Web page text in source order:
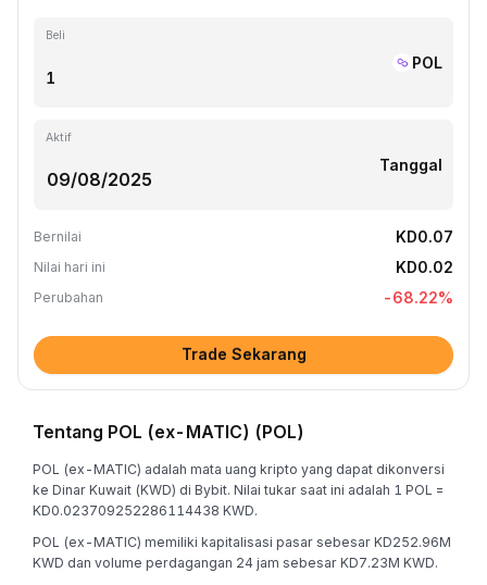
Beli
POL
Aktif
Tanggal
Bernilai KD0.07
Nilai hari ini KD0.02
Perubahan -68.22%
Trade Sekarang
Tentang POL (ex-MATIC) (POL)
POL (ex-MATIC) adalah mata uang kripto yang dapat dikonversi
ke Dinar Kuwait (KWD) di Bybit. Nilai tukar saat ini adalah 1 POL =
KD0.023709252286114438 KWD.
POL (ex-MATIC) memiliki kapitalisasi pasar sebesar KD252.96M
KWD dan volume perdagangan 24 jam sebesar KD7.23M KWD.